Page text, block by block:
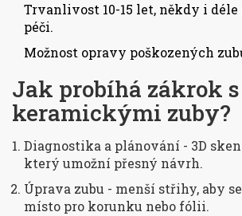
Trvanlivost 10-15 let, někdy i
péči.
Možnost opravy poškozených
Jak probíhá zákrok s
keramickými zuby?
Diagnostika a plánování - 3D
který umožní přesný návrh.
Úprava zubu - menší střihy, aby
místo pro korunku nebo fólii.